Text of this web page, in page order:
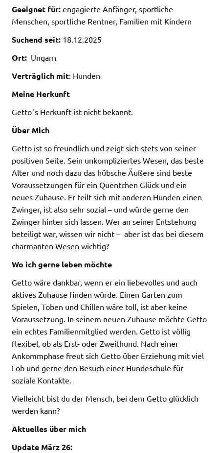
Geeignet für: engagierte Anfänger, sportliche
Menschen, sportliche Rentner, Familien mit Kindern
Suchend seit: 18.12.2025
Ort: Ungarn
Verträglich mit: Hunden
Meine Herkunft
Getto´s Herkunft ist nicht bekannt.
Über Mich
Getto ist so freundlich und zeigt sich stets von seiner
positiven Seite. Sein unkompliziertes Wesen, das beste
Alter und noch dazu das hübsche Äußere sind beste
Voraussetzungen für ein Quentchen Glück und ein
neues Zuhause. Er teilt sich mit anderen Hunden einen
Zwinger, ist also sehr sozial – und würde gerne den
Zwinger hinter sich lassen. Wer an seiner Entstehung
beteiligt war, wissen wir nicht – aber ist das bei diesem
charmanten Wesen wichtig?
Wo ich gerne leben möchte
Getto wäre dankbar, wenn er ein liebevolles und auch
aktives Zuhause finden würde. Einen Garten zum
Spielen, Toben und Chillen wäre toll, ist aber keine
Voraussetzung. In seinem neuen Zuhause möchte Getto
ein echtes Familienmitglied werden. Getto ist völlig
flexibel, ob als Erst- oder Zweithund. Nach einer
Ankommphase freut sich Getto über Erziehung mit viel
Lob und gerne den Besuch einer Hundeschule für
soziale Kontakte.
Vielleicht bist du der Mensch, bei dem Getto glücklich
werden kann?
Aktuelles über mich
Update März 26: